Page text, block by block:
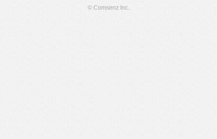
© Comsenz Inc.